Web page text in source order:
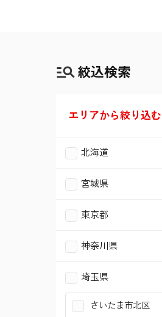
絞込検索
エリアから絞り込む
北海道
札幌市北区
札幌市東区
札幌市白石区
札幌市豊平区
宮城県
仙台市青葉区
仙台市宮城野区
仙台市太白区
仙台市泉区
東京都
港区
新宿区
台東区
神奈川県
横浜市鶴見区
横浜市南区
埼玉県
さいたま市北区